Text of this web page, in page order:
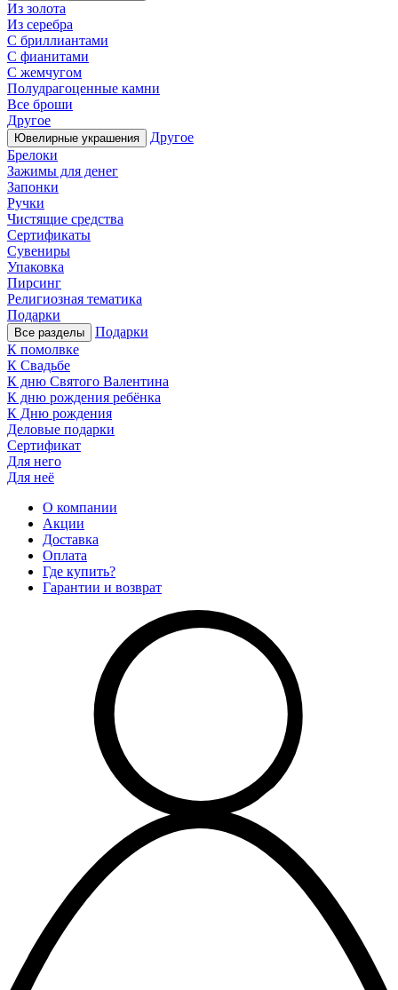
Из золота
Из серебра
С бриллиантами
С фианитами
С жемчугом
Полудрагоценные камни
Все броши
Другое
Ювелирные украшения
Другое
Брелоки
Зажимы для денег
Запонки
Ручки
Чистящие средства
Сертификаты
Сувениры
Упаковка
Пирсинг
Религиозная тематика
Подарки
Все разделы
Подарки
К помолвке
К Свадьбе
К дню Святого Валентина
К дню рождения ребёнка
К Дню рождения
Деловые подарки
Сертификат
Для него
Для неё
О компании
Акции
Доставка
Оплата
Где купить?
Гарантии и возврат